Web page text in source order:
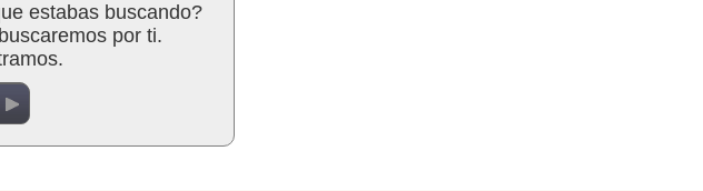
estabas buscando?
por ti.